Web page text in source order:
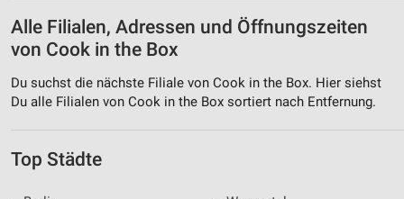
Alle Filialen, Adressen und Öffnungszeiten
von Cook in the Box
Du suchst die nächste Filiale von Cook in the Box. Hier siehst
Du alle Filialen von Cook in the Box sortiert nach Entfernung.
Top Städte